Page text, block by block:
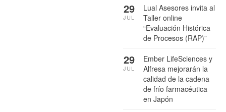
Lual Asesores invita al
Taller online
“Evaluación Histórica
de Procesos (RAP)”
29
JUL
Ember LifeSciences y
Alfresa mejorarán la
calidad de la cadena
de frío farmacéutica
en Japón
29
JUL